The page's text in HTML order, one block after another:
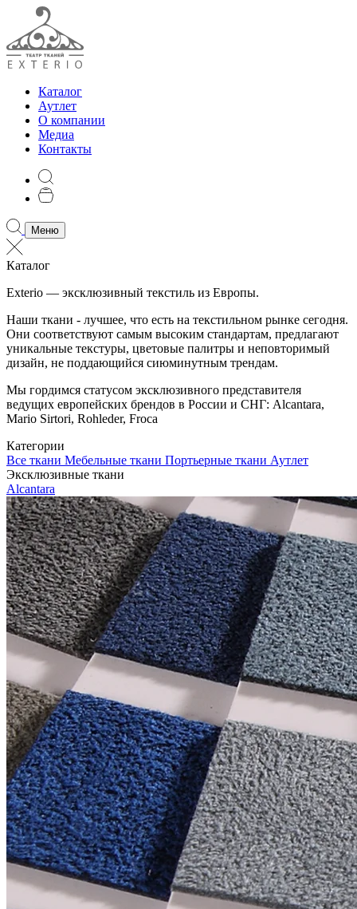
Каталог
Аутлет
О компании
Медиа
Контакты
Меню
Каталог
Exterio — эксклюзивный текстиль из Европы.
Наши ткани - лучшее, что есть на текстильном рынке сегодня.
Они соответствуют самым высоким стандартам, предлагают
уникальные текстуры, цветовые палитры и неповторимый
дизайн, не поддающийся сиюминутным трендам.
Мы гордимся статусом эксклюзивного представителя
ведущих европейских брендов в России и СНГ: Alcantara,
Mario Sirtori, Rohleder, Froca
Категории
Все ткани Мебельные ткани Портьерные ткани Аутлет
Эксклюзивные ткани
Alcantara